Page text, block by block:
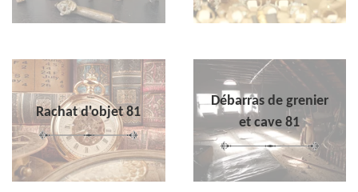
Rachat d'objet 81
Débarras de grenier
et cave 81